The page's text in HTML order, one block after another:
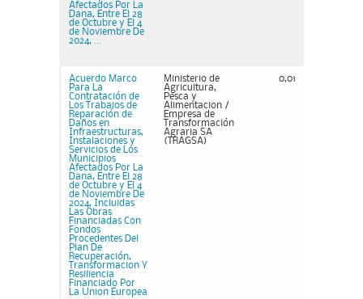
Afectados Por La
Dana, Entre El 28
de Octubre y El 4
de Noviembre De
2024, ...
Acuerdo Marco
Para La
Contratación de
Los Trabajos de
Reparación de
Daños en
Infraestructuras,
Instalaciones y
Servicios de Los
Municipios
Afectados Por La
Dana, Entre El 28
de Octubre y El 4
de Noviembre De
2024, Incluidas
Las Obras
Financiadas Con
Fondos
Procedentes Del
Plan De
Recuperación,
Transformacion Y
Resiliencia
Financiado Por
La Union Europea
Ministerio de
Agricultura,
Pesca y
Alimentacion /
Empresa de
Transformación
Agraria SA
(TRAGSA)
0,01